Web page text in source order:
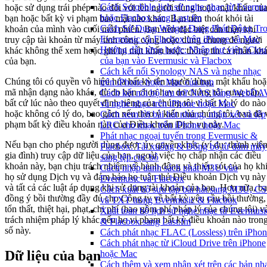
Cách Scrobble lịch sử nghe nhạc từ
hoặc Flacbox sang Last.fm
Cách Sử Dụng Widget Đang Phát Động
Evermusic và Flacbox trên iPhone và Mac
Hướng dẫn từng bước: Nhập thư viện
của bạn vào Evermusic và Flacbox
Cách kết nối Synology NAS và nghe nhạc
trên iPhone hoặc Mac của bạn
Cách kết nối bộ lưu trữ NAS bằng
và nghe nhạc trên iPhone hoặc Mac
Cách xem lời bài hát nhúng, nhận xét và tệp
LRC cho nhạc trên iPhone hoặc Mac
Phát nhạc ngoại tuyến trong Evermusic &
Flacbox: Tải xuống & Đồng bộ từ đám mây
sang tệp cục bộ
Cách nhập danh sách phát M3U vào
Evermusic và Flacbox
Cách xuất bộ sưu tập bài hát sang M3U,
và TXT trong Evermusic & Flacbox
Xuất toàn bộ lịch sử nghe nhạc từ
& Flacbox sang Last.fm
Cách phát nhạc FLAC (Lossless) trên
Cách phát nhạc từ iCloud Drive trên iPhone
hoặc Mac
Cách thêm và xem nhận xét trên các bản
hoặc sử dụng trái phép nào đối với tên người dùng hoặc mật khẩu của
bạn hoặc bất kỳ vi phạm bảo mật nào khác. Bạn nên thoát khỏi tài
khoản của mình vào cuối mỗi phiên. Bạn nên đặc biệt cẩn thận khi
truy cập tài khoản từ máy tính công cộng hoặc dùng chung để người
khác không thể xem hoặc ghi lại mật khẩu hoặc thông tin cá nhân
của bạn.
Chúng tôi có quyền vô hiệu hóa bất kỳ tên người dùng, mật khẩu
mã nhận dạng nào khác, dù do bạn chọn hay do chúng tôi cung cấp,
bất cứ lúc nào theo quyết định riêng của chúng tôi vì bất kỳ lý do nào
hoặc không có lý do, bao gồm nếu theo ý kiến của chúng tôi, bạn đã
phạm bất kỳ điều khoản nào của Điều khoản Dịch vụ này.
Nếu bạn cho phép người dùng được ủy quyền khác (ví dụ: thành viên
gia đình) truy cập dữ liệu của bạn, ngoài việc họ chấp nhận các điều
khoản này, bạn chịu trách nhiệm về hành động và thiếu sót của họ khi
họ sử dụng Dịch vụ và đảm bảo họ tuân thủ Điều khoản Dịch vụ này
và tất cả các luật áp dụng khi sử dụng tài khoản của bạn. Hơn nữa,
đồng ý bồi thường đầy đủ cho Công ty về bất kỳ yêu cầu bồi thường,
tổn thất, thiệt hại, phạt, chi phí (bao gồm phí pháp lý của chúng tôi)
trách nhiệm pháp lý khác nếu họ vi phạm bất kỳ điều khoản nào
số này.
Dữ liệu của bạn